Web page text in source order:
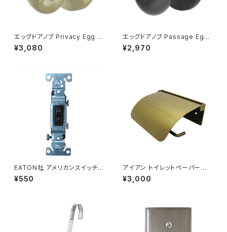
エッグドアノブ Privacy Egg K
nobset 簡易錠 ブライトブラス
¥3,080
エッグドアノブ Passage Egg
Knobset 空錠 マットブラック
¥2,970
EATON社 アメリカンスイッチ
片切タンブラースイッチ ブラウ
ン アメリカ製
¥550
アイアン トイレットペーパーホ
ルダー アンティークゴールド
¥3,000